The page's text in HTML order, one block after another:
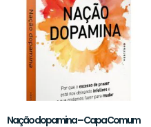
Nação dopamina – Capa Comum